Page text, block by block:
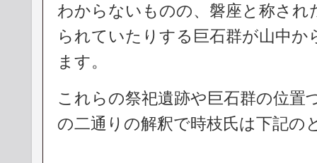
わからないものの、磐座と称され
られていたりする巨石群が山中
ます。
これらの祭祀遺跡や巨石群の位置
の二通りの解釈で時枝氏は下記の